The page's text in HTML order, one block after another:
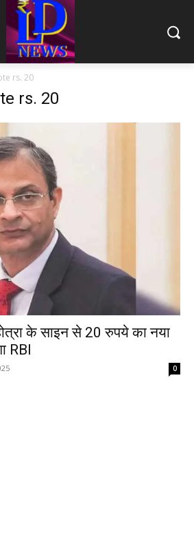
rs. 20
rs. 20
के साइन से 20 रुपये का नया
RBI
0